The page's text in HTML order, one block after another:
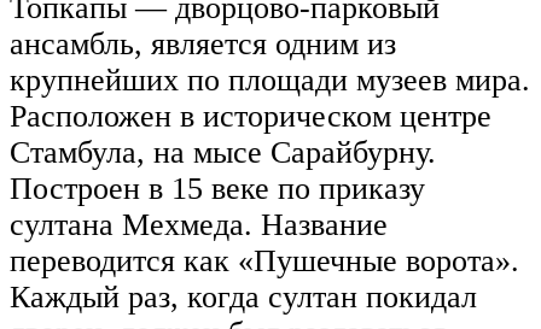
Топкапы — дворцово-парковый
ансамбль, является одним из
крупнейших по площади музеев мира.
Расположен в историческом центре
Стамбула, на мысе Сарайбурну.
Построен в 15 веке по приказу
султана Мехмеда. Название
переводится как «Пушечные ворота».
Каждый раз, когда султан покидал